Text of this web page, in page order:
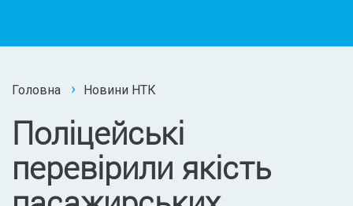
Головна Новини НТК
Поліцейські
перевірили якість